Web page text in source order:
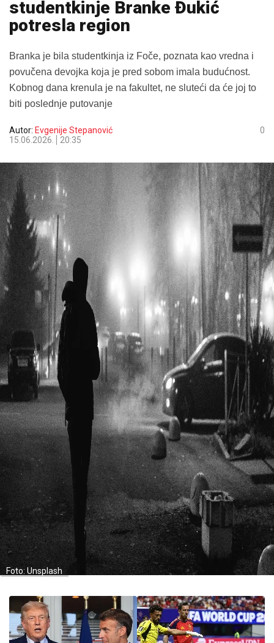
studentkinje Branke Đukić
potresla region
Branka je bila studentkinja iz Foče, poznata kao vredna i
povučena devojka koja je pred sobom imala budućnost.
Kobnog dana krenula je na fakultet, ne sluteći da će joj to
biti poslednje putovanje
Autor: Evgenije Stepanović
15.06.2026.
20:35
0
Foto: Unsplash